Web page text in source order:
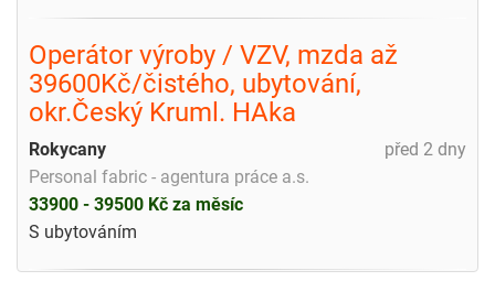
Operátor výroby / VZV, mzda až
39600Kč/čistého, ubytování,
okr.Český Kruml. HAka
před 2 dny
Rokycany
Personal fabric - agentura práce a.s.
33900 - 39500 Kč za měsíc
S ubytováním